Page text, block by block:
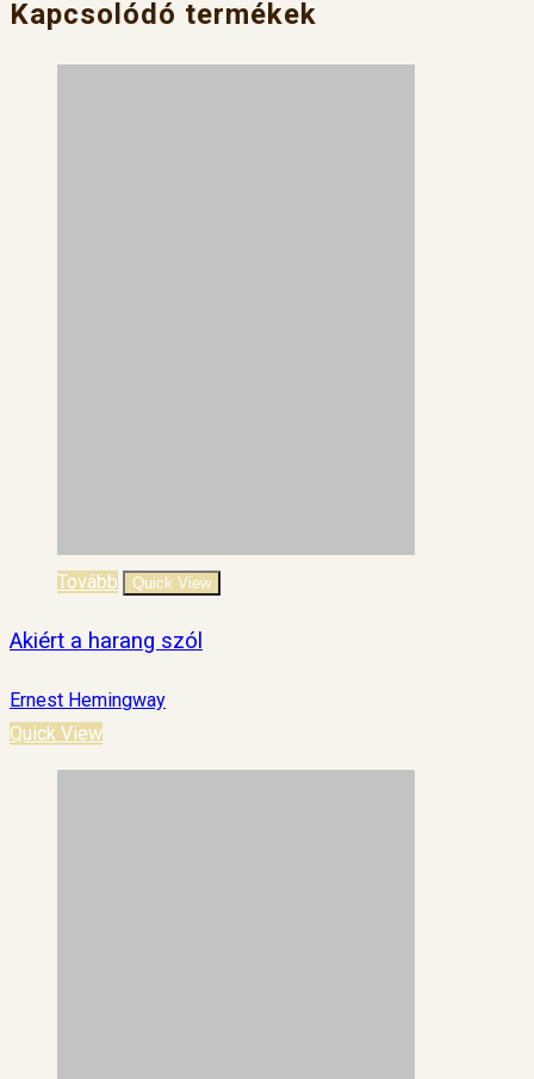
Kapcsolódó termékek
Tovább Quick View
Akiért a harang szól
Ernest Hemingway
Quick View